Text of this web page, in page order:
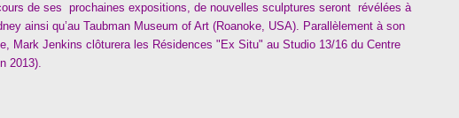
de ses prochaines expositions, de nouvelles sculptures seront révélées à
ainsi qu’au Taubman Museum of Art (Roanoke, USA). Parallèlement à son
Mark Jenkins clôturera les Résidences "Ex Situ" au Studio 13/16 du Centre
2013).